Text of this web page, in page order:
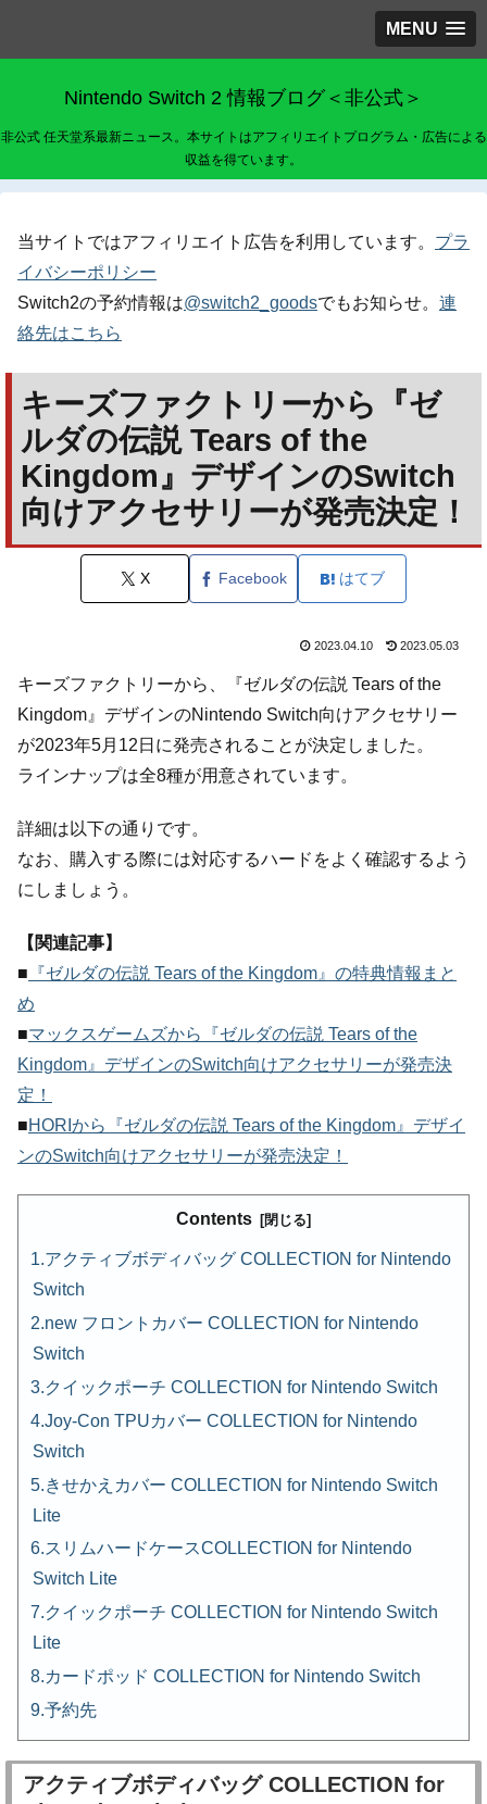
MENU
Nintendo Switch 2 情報ブログ＜非公式＞
非公式 任天堂系最新ニュース。本サイトはアフィリエイトプログラム・広告による
収益を得ています。
当サイトではアフィリエイト広告を利用しています。 プラ
イバシーポリシー
Switch2の予約情報は@switch2_goodsでもお知らせ。 連
絡先はこちら
キーズファクトリーから『ゼ
ルダの伝説 Tears of the
Kingdom』デザインのSwitch
向けアクセサリーが発売決定！
X Facebook はてブ
2023.04.10 2023.05.03
キーズファクトリーから、『ゼルダの伝説 Tears of the
Kingdom』デザインのNintendo Switch向けアクセサリー
が2023年5月12日に発売されることが決定しました。
ラインナップは全8種が用意されています。
詳細は以下の通りです。
なお、購入する際には対応するハードをよく確認するよう
にしましょう。
【関連記事】
■ 『ゼルダの伝説 Tears of the Kingdom』の特典情報まと
め
■マックスゲームズから『ゼルダの伝説 Tears of the
Kingdom』デザインのSwitch向けアクセサリーが発売決
定！
■HORIから『ゼルダの伝説 Tears of the Kingdom』デザイ
ンのSwitch向けアクセサリーが発売決定！
Contents
アクティブボディバッグ COLLECTION for Nintendo
Switch
new フロントカバー COLLECTION for Nintendo
Switch
クイックポーチ COLLECTION for Nintendo Switch
Joy-Con TPUカバー COLLECTION for Nintendo
Switch
きせかえカバー COLLECTION for Nintendo Switch
Lite
スリムハードケースCOLLECTION for Nintendo
Switch Lite
クイックポーチ COLLECTION for Nintendo Switch
Lite
カードポッド COLLECTION for Nintendo Switch
予約先
アクティブボディバッグ COLLECTION for